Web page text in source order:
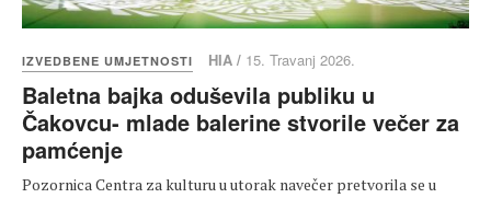
IZVEDBENE UMJETNOSTI HIA / 15. Travanj 2026.
Baletna bajka oduševila publiku u
Čakovcu- mlade balerine stvorile večer za
pamćenje
Pozornica Centra za kulturu u utorak navečer pretvorila se u